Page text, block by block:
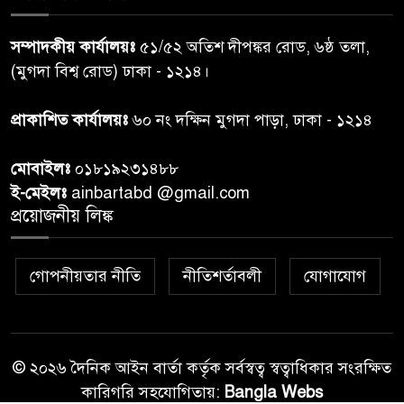
তদন্ত শেষ পর্যায়ে, দ্রুত চার্জশিট
৭
রাতের মধ্যে ঢাকাসহ ১০ অঞ্চলে
ঝড়বৃষ্টির পূর্বাভাস
৮
প্রধানমন্ত্রীর সঙ্গে দেখা করে স্বপ্নপূরণ
উপহার
২০ আগস্ট রাষ্ট্রপতি নির্বাচন,
১০
সম্পাদকীয় কার্যালয়ঃ ৫১/৫২ অতিশ দীপঙ্কর রোড, ৬ষ্ঠ তলা,
(মুগদা বিশ্ব রোড) ঢাকা - ১২১৪।
প্রাকাশিত কার্যালয়ঃ৬০ নং দক্ষিন মুগদা পাড়া, ঢাকা - ১২১৪
মোবাইলঃ ০১৮১৯২৩১৪৮৮
ই-মেইলঃ ainbartabd @gmail.com
প্রয়োজনীয় লিঙ্ক
গোপনীয়তার নীতি নীতিশর্তাবলী যোগাযোগ
© ২০২৬ দৈনিক আইন বার্তা কর্তৃক সর্বস্বত্ব স্বত্বাধিকার সংরক্ষিত
কারিগরি সহযোগিতায়: Bangla Webs